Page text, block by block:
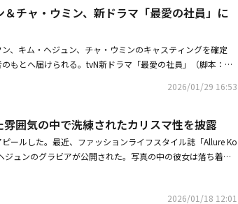
ユンハがクサナギ役を務める。玄理は「シーズン1を本当に
た」と語り、「監督からは、Qはいくつもの顔を持つ女性だ
でなければ女優になっていたかもしれない』という設定も教
した」と明かした。岡田将生は「僕自身、初めて韓国の作品
されている作品で皆さんと仕事させてもらって、本当に嬉し
感謝を伝えた。チョン・ユンハは「クサナギは韓国人でも日
していない異邦人です」と語り、「そうした居場所のなさが
らない、そして自分を証明しなければならないという闘志が
て演じました」とつけ加えた。イ・ドンウクは「僕だけでな
父・ジンマンの教えを胸に、過酷な戦いへと身を投じていく
の激闘や、息をつく間もないアクションシーンの数々から
絶な戦いと、さらにスケールアップした世界観が垣間見え
というセリフとともに、ジアンはついに⾃らの運命と向き合
ければならない局面を迎える。守られるだけだった少⼥が、
く姿に、激闘の先に待ち受ける衝撃の展開への期待が高まる
キービジュアルでは、イ・ドンウクとキム・ヘジュン演じる
、これまで明かされてこなかった真実、そして逃れることの
合う覚悟を感じさせるビジュアルとなっている。新たな戦い
の展開に期待が高まる。シーズン2では、シーズン1に引き
に続き、監督がイ・グォン、脚本はチ・ホジンとイ・グォン
ク、ハン・ジミン、ハン・ヒョジュ、ホン・ギョン、ファ
ねている。日本からは、小松菜奈、長澤まさみ、永瀬正敏、
え、水川あさみ、坂口健太郎、赤楚衛二、八木莉可子、オダ
、広瀬すずらが参加する。展示のコンセプトは「俳優 ×
・ヨンジュンによる人物中心のフォトグラフィーと、吉田ユ
ている。なお、韓国で開催される展示会の観覧予約は昨日
ヤノルジャ」を通じてスタートした。・ハン・ヒョジュ、
韓62名が出演！キム・ヨンジュン×吉田ユニのコラボ写真
ュージカル化！少女時代 ティファニーが主演に抜擢ポスタ
を撮り下ろしたプロジェクト。62名それぞれに2点ずつ、合
が完成しており、シンプルなポートレートではなく吉田ユニ
にない壮大な空間を麻布台ヒルズギャラリーに構築する。本
28日（木）までの1ヶ月間、麻布台ヒルズギャラリーで開
台ヒルズギャラリー公式サイト、ローソンチケットにてチケ
ュンと吉田ユニの美意識が交差し、世界で活躍する日韓の俳
ット、映画、ドラマ、ポスターなど多様な分野で活動を続け
、Marie Claire、Dazed、Singles、W Korea、GQ、Esquir
撮影を担当。また、BTS、TWICE、Stray Kidsなどの様々な
「涙の女王」「テプン商事」「暴君のシェフ」などを撮影し
チャ・ウミン、新ドラマ「最愛の社員」に
、キム・ヘジュン、チャ・ウミンのキャスティングを確定
もとへ届けられる。tvN新ドラマ「最愛の社員」（脚本：
社員ナム・ダルムのオフィス成長ロマンスを描く作品だ。本
評価9.2点を獲得するなど世界的な人気を博した「私のお兄
原作としており、カン・フン、キム・ヘジュン、チャ・ウミ
待を高めている。まずカン・フンは、ファッションスタート
さが揺らぎ始める。これまでに見たことのない都会的でクー
2026/01/29 16:53
囲気の中で洗練されたカリスマ性を披露
ールした。最近、ファッションライフスタイル誌「Allure Ko
ュンのグラビアが公開された。写真の中の彼女は落ち着い
と変わる多彩な表情とポーズで現場を圧倒した。特にジャケ
2026/01/18 12:01